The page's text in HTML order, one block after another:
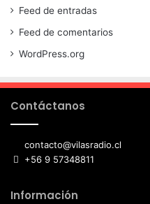
Feed de entradas
Feed de comentarios
WordPress.org
Contáctanos
contacto@vilasradio.cl
+56 9 57348811
Información